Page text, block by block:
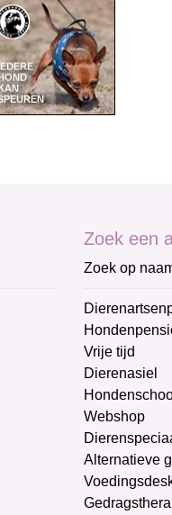
Zoek een
Zoek op
Vrije tijd
Dierenasiel
Webshop
Alternatieve